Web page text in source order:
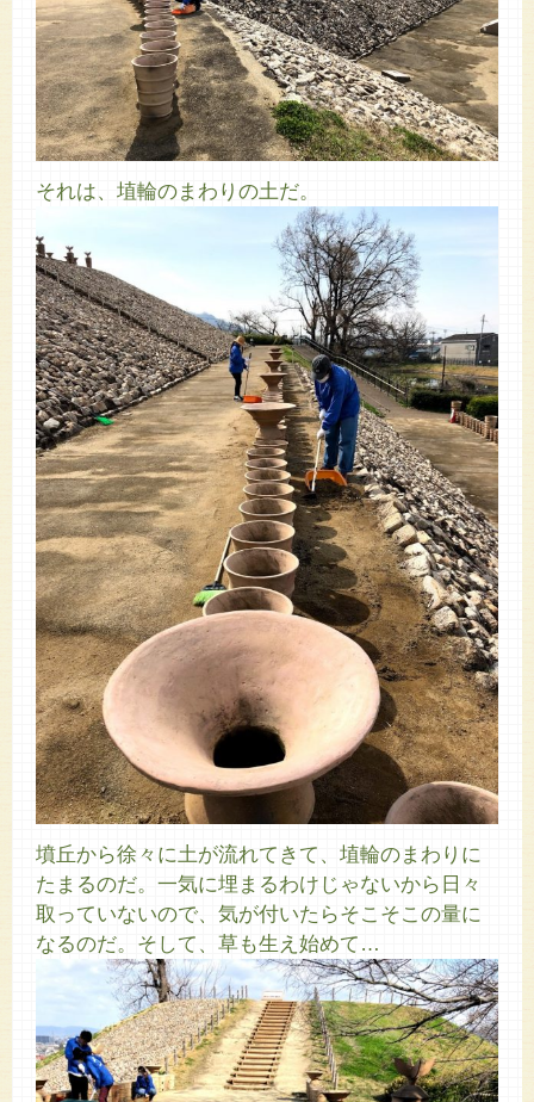
それは、埴輪のまわりの土だ。
墳丘から徐々に土が流れてきて、埴輪のまわりに
たまるのだ。一気に埋まるわけじゃないから日々
取っていないので、気が付いたらそこそこの量に
なるのだ。そして、草も生え始めて…